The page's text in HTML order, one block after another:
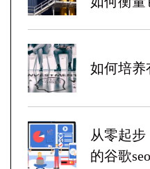
如何培养
从零起
的谷歌